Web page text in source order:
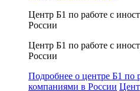
Центр Б1 по работе с
России
Центр Б1 по работе с
России
Подробнее о центре Б1 по
компаниями в России